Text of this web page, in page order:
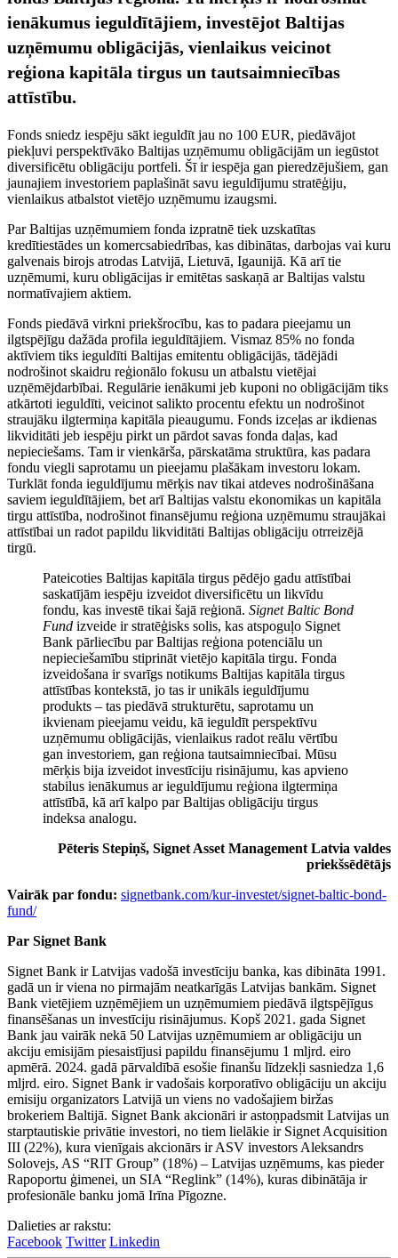
ienākumus ieguldītājiem, investējot Baltijas
uzņēmumu obligācijās, vienlaikus veicinot
reģiona kapitāla tirgus un tautsaimniecības
attīstību.
Fonds sniedz iespēju sākt ieguldīt jau no 100 EUR, piedāvājot
piekļuvi perspektīvāko Baltijas uzņēmumu obligācijām un iegūstot
diversificētu obligāciju portfeli. Šī ir iespēja gan pieredzējušiem, gan
jaunajiem investoriem paplašināt savu ieguldījumu stratēģiju,
vienlaikus atbalstot vietējo uzņēmumu izaugsmi.
Par Baltijas uzņēmumiem fonda izpratnē tiek uzskatītas
kredītiestādes un komercsabiedrības, kas dibinātas, darbojas vai kuru
galvenais birojs atrodas Latvijā, Lietuvā, Igaunijā. Kā arī tie
uzņēmumi, kuru obligācijas ir emitētas saskaņā ar Baltijas valstu
normatīvajiem aktiem.
Fonds piedāvā virkni priekšrocību, kas to padara pieejamu un
ilgtspējīgu dažāda profila ieguldītājiem. Vismaz 85% no fonda
aktīviem tiks ieguldīti Baltijas emitentu obligācijās, tādējādi
nodrošinot skaidru reģionālo fokusu un atbalstu vietējai
uzņēmējdarbībai. Regulārie ienākumi jeb kuponi no obligācijām tiks
atkārtoti ieguldīti, veicinot salikto procentu efektu un nodrošinot
straujāku ilgtermiņa kapitāla pieaugumu. Fonds izceļas ar ikdienas
likviditāti jeb iespēju pirkt un pārdot savas fonda daļas, kad
nepieciešams. Tam ir vienkārša, pārskatāma struktūra, kas padara
fondu viegli saprotamu un pieejamu plašākam investoru lokam.
Turklāt fonda ieguldījumu mērķis nav tikai atdeves nodrošināšana
saviem ieguldītājiem, bet arī Baltijas valstu ekonomikas un kapitāla
tirgu attīstība, nodrošinot finansējumu reģiona uzņēmumu straujākai
attīstībai un radot papildu likviditāti Baltijas obligāciju otrreizējā
tirgū.
Pateicoties Baltijas kapitāla tirgus pēdējo gadu attīstībai
saskatījām iespēju izveidot diversificētu un likvīdu
fondu, kas investē tikai šajā reģionā. Signet Baltic Bond
Fund izveide ir stratēģisks solis, kas atspoguļo Signet
Bank pārliecību par Baltijas reģiona potenciālu un
nepieciešamību stiprināt vietējo kapitāla tirgu. Fonda
izveidošana ir svarīgs notikums Baltijas kapitāla tirgus
attīstības kontekstā, jo tas ir unikāls ieguldījumu
produkts – tas piedāvā strukturētu, saprotamu un
ikvienam pieejamu veidu, kā ieguldīt perspektīvu
uzņēmumu obligācijās, vienlaikus radot reālu vērtību
gan investoriem, gan reģiona tautsaimniecībai. Mūsu
mērķis bija izveidot investīciju risinājumu, kas apvieno
stabilus ienākumus ar ieguldījumu reģiona ilgtermiņa
attīstībā, kā arī kalpo par Baltijas obligāciju tirgus
indeksa analogu.
Pēteris Stepiņš, Signet Asset Management Latvia valdes
priekšsēdētājs
Vairāk par fondu: signetbank.com/kur-investet/signet-baltic-bond-
fund/
Par Signet Bank
Signet Bank ir Latvijas vadošā investīciju banka, kas dibināta 1991.
gadā un ir viena no pirmajām neatkarīgās Latvijas bankām. Signet
Bank vietējiem uzņēmējiem un uzņēmumiem piedāvā ilgtspējīgus
finansēšanas un investīciju risinājumus. Kopš 2021. gada Signet
Bank jau vairāk nekā 50 Latvijas uzņēmumiem ar obligāciju un
akciju emisijām piesaistījusi papildu finansējumu 1 mljrd. eiro
apmērā. 2024. gadā pārvaldībā esošie finanšu līdzekļi sasniedza 1,6
mljrd. eiro. Signet Bank ir vadošais korporatīvo obligāciju un akciju
emisiju organizators Latvijā un viens no vadošajiem biržas
brokeriem Baltijā. Signet Bank akcionāri ir astoņpadsmit Latvijas un
starptautiskie privātie investori, no tiem lielākie ir Signet Acquisition
III (22%), kura vienīgais akcionārs ir ASV investors Aleksandrs
Solovejs, AS “RIT Group” (18%) – Latvijas uzņēmums, kas pieder
Rapoportu ģimenei, un SIA “Reglink” (14%), kuras dibinātāja ir
profesionāle banku jomā Irīna Pīgozne.
Dalieties ar rakstu:
Facebook Twitter Linkedin